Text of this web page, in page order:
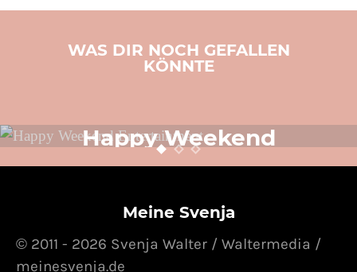
WAS DIR NOCH GEFALLEN
KÖNNTE
Happy Weekend
Entertainment
Meine Svenja
© 2011 - 2026 Svenja Walter / Waltermedia /
meinesvenja.de